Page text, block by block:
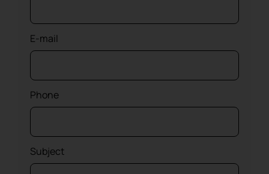
E-mail
Phone
Subject